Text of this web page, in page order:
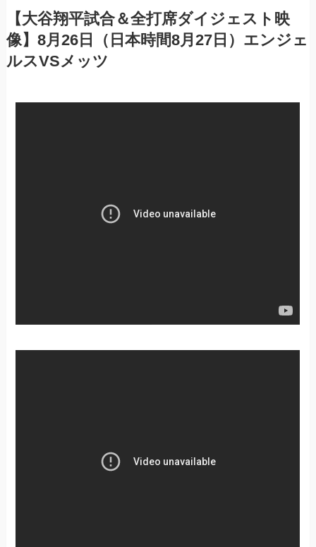
【大谷翔平試合＆全打席ダイジェスト映
像】8月26日（日本時間8月27日）エンジェ
ルスVSメッツ